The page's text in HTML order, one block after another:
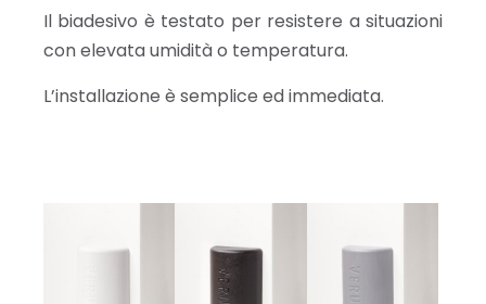
Il biadesivo è testato per resistere a situazioni
con elevata umidità o temperatura.
L’installazione è semplice ed immediata.